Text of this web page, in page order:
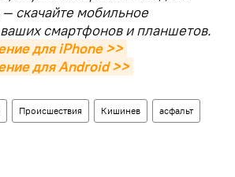
скачайте мобильное
смартфонов и планшетов.
для iPhone >>
для Android >>
Происшествия Кишинев асфальт